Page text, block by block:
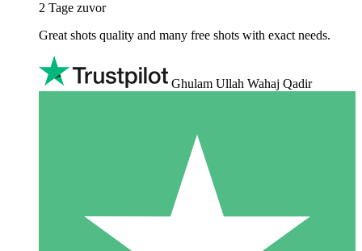
2 Tage zuvor
Great shots quality and many free shots with exact needs.
Ghulam Ullah Wahaj Qadir